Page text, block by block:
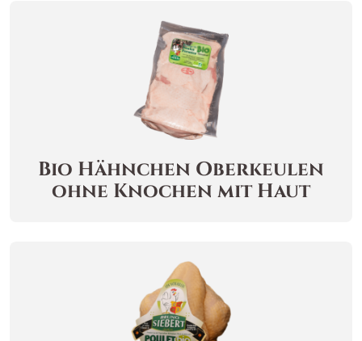
Bio Hähnchen Oberkeulen
ohne Knochen mit Haut